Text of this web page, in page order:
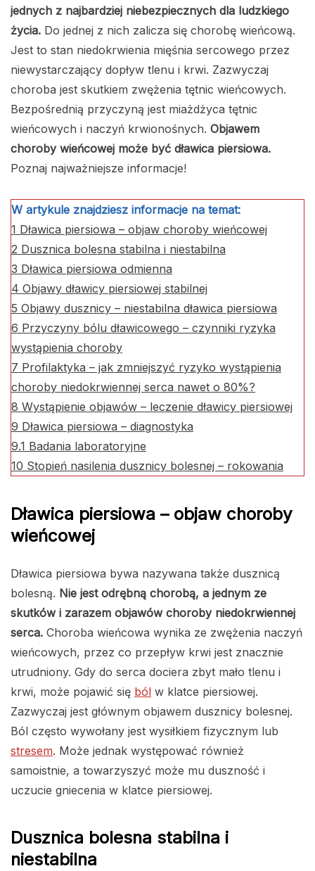
jednych z najbardziej niebezpiecznych dla ludzkiego
życia. Do jednej z nich zalicza się chorobę wieńcową.
Jest to stan niedokrwienia mięśnia sercowego przez
niewystarczający dopływ tlenu i krwi. Zazwyczaj
choroba jest skutkiem zwężenia tętnic wieńcowych.
Bezpośrednią przyczyną jest miażdżyca tętnic
wieńcowych i naczyń krwionośnych. Objawem
choroby wieńcowej może być dławica piersiowa.
Poznaj najważniejsze informacje!
W artykule znajdziesz informacje na temat:
1 Dławica piersiowa – objaw choroby wieńcowej
2 Dusznica bolesna stabilna i niestabilna
3 Dławica piersiowa odmienna
4 Objawy dławicy piersiowej stabilnej
5 Objawy dusznicy – niestabilna dławica piersiowa
6 Przyczyny bólu dławicowego – czynniki ryzyka
wystąpienia choroby
7 Profilaktyka – jak zmniejszyć ryzyko wystąpienia
choroby niedokrwiennej serca nawet o 80%?
8 Wystąpienie objawów – leczenie dławicy piersiowej
9 Dławica piersiowa – diagnostyka
9.1 Badania laboratoryjne
10 Stopień nasilenia dusznicy bolesnej – rokowania
Dławica piersiowa – objaw choroby
wieńcowej
Dławica piersiowa bywa nazywana także dusznicą
bolesną. Nie jest odrębną chorobą, a jednym ze
skutków i zarazem objawów choroby niedokrwiennej
serca. Choroba wieńcowa wynika ze zwężenia naczyń
wieńcowych, przez co przepływ krwi jest znacznie
utrudniony. Gdy do serca dociera zbyt mało tlenu i
krwi, może pojawić się ból w klatce piersiowej.
Zazwyczaj jest głównym objawem dusznicy bolesnej.
Ból często wywołany jest wysiłkiem fizycznym lub
stresem. Może jednak występować również
samoistnie, a towarzyszyć może mu duszność i
uczucie gniecenia w klatce piersiowej.
Dusznica bolesna stabilna i
niestabilna